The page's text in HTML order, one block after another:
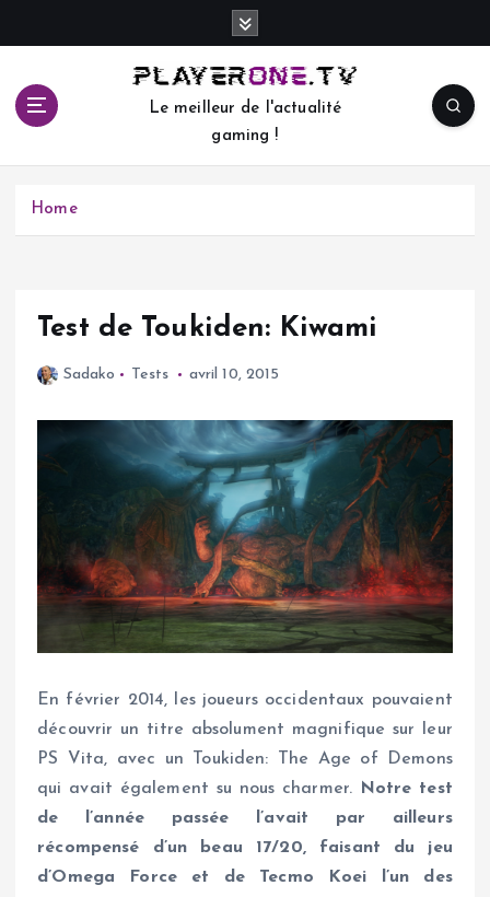
c
Le meilleur de l'actualité
gaming !
Home
Test de Toukiden: Kiwami
Sadako Tests avril 10, 2015
En février 2014, les joueurs occidentaux pouvaient
découvrir un titre absolument magnifique sur leur
PS Vita, avec un Toukiden: The Age of Demons
qui avait également su nous charmer. Notre test
de l’année passée l’avait par ailleurs
récompensé d’un beau 17/20, faisant du jeu
d’Omega Force et de Tecmo Koei l’un des